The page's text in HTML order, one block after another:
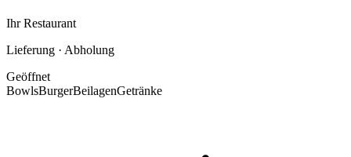
Ihr Restaurant
Lieferung · Abholung
Geöffnet
BowlsBurgerBeilagenGetränke